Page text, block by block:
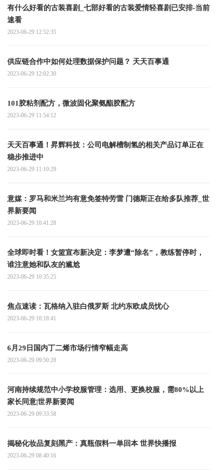
有什么好看的古装喜剧_七部好看的古装爱情轻喜剧已安排-当前
速看
2023-06-29 12:52:35
供应链合作中如何处理数据保护问题？ 天天百事通
2023-06-29 12:02:30
101胶粘剂配方，微波固化聚氨酯胶配方
2023-06-29 11:54:12
天天百事通！昇辉科技：公司电解槽制氢的相关产品订单正在
稳步推进中
2023-06-29 11:10:29
意媒：罗马和米兰均有意免签特劳雷 门德斯正在给多队推荐_世
界新要闻
2023-06-29 10:41:28
全球即时看！女篮宣布新决定：李梦遭“除名”，教练暂停时，
谁注意她和队友的尴尬
2023-06-29 10:35:25
焦点速读： 瓦格纳入驻白俄罗斯 北约东欧成员忧心
2023-06-29 10:18:41
6月29日国内丁二烯市场行情窄幅走高
2023-06-29 09:50:28
河南持续规范中小学校服管理：选用、更换校服，需80%以上
家长同意|世界新要闻
2023-06-29 09:33:58
揭秘化妆品复刻黑产：真瓶假料一单回本 世界快播报
2023-06-29 08:40:16